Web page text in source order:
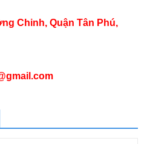
Chinh, Quận Tân Phú,